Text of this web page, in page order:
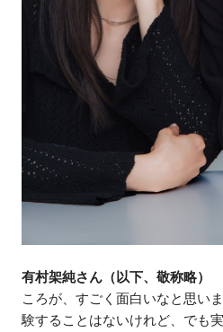
有村架純さん（以下、敬称略）
ころが、すごく面白いなと思い
験することはないけれど、でも